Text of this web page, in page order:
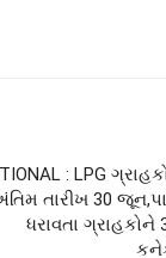
: LPG
તારીખ 30
ધરાવતા